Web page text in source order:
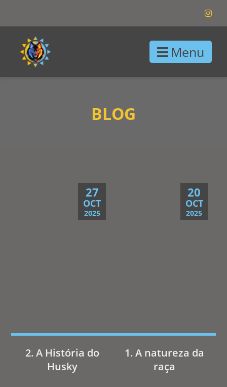
Menu
BLOG
27
OCT
2025
2. A História do
Husky
20
OCT
2025
1. A natureza da
raça